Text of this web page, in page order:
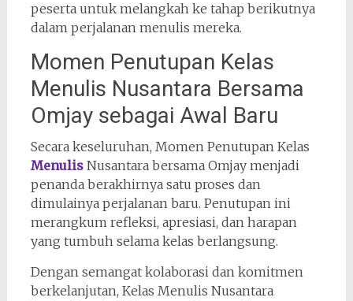
peserta untuk melangkah ke tahap berikutnya
dalam perjalanan menulis mereka.
Momen Penutupan Kelas
Menulis Nusantara Bersama
Omjay sebagai Awal Baru
Secara keseluruhan, Momen Penutupan Kelas
MenulisNusantara bersama Omjay menjadi
penanda berakhirnya satu proses dan
dimulainya perjalanan baru. Penutupan ini
merangkum refleksi, apresiasi, dan harapan
yang tumbuh selama kelas berlangsung.
Dengan semangat kolaborasi dan komitmen
berkelanjutan, Kelas Menulis Nusantara